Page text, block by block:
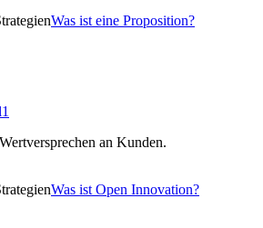
Was ist eine Proposition?
an Kunden.
Was ist Open Innovation?